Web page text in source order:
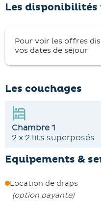
canapé, une cuisine bien
balcon avec une belle
Les animaux ne sont
dans l'appartement.
de Réservation. Une
Les
Pour voir les offres
vos dates de séjour
Les couchages
Chambre 1
2 x 2 lits superposés
Equipements &
Location de draps
(option payante)